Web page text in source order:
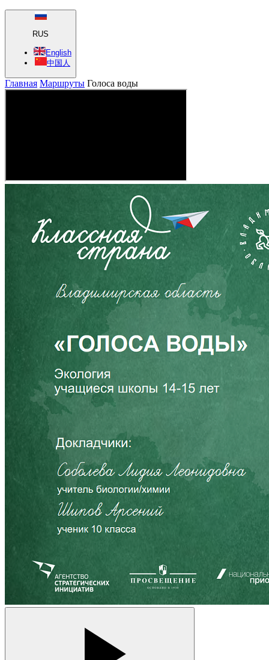
RUS
English
中国人
Главная Маршруты Голоса воды